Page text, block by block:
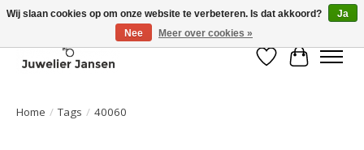
Verlanglijst
Home / Tags / 40060
Wij slaan cookies op om onze website te verbeteren. Is dat akkoord?
Ja
Nee
Meer over cookies »